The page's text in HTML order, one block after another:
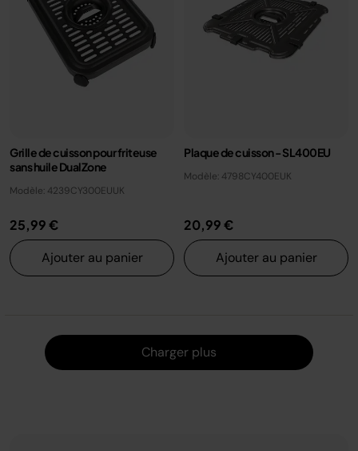
Grille de cuisson pour friteuse
sans huile DualZone
Modèle: 4239CY300EUUK
25,99 €
Ajouter au panier
Plaque de cuisson - SL400EU
Modèle: 4798CY400EUK
20,99 €
Ajouter au panier
Charger plus